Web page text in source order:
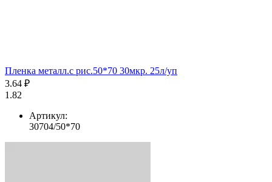
Пленка металл.с рис.50*70 30мкр. 25л/уп
3.64 ₽
1.82
Артикул:
30704/50*70